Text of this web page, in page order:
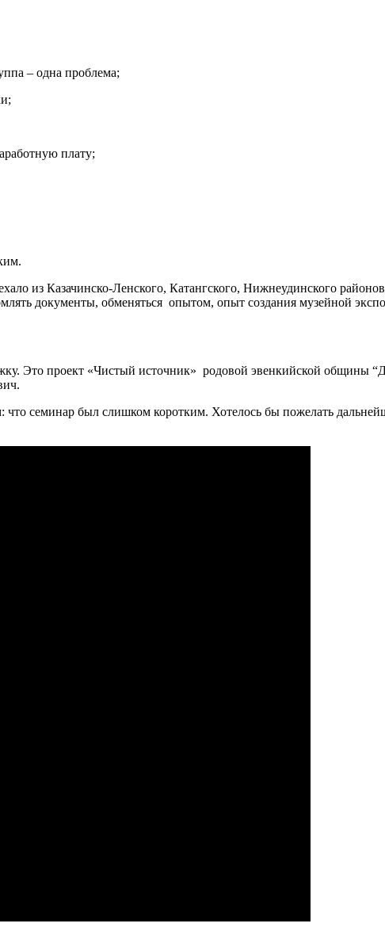
– одна проблема;
плату;
из Казачинско-Ленского, Катангского, Нижнеудинского
документы, обменяться опытом, опыт создания музейной
Это проект «Чистый источник» родовой эвенкийской общины
семинар был слишком коротким. Хотелось бы пожелать